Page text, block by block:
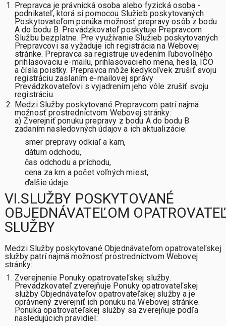
Prepravca je právnická osoba alebo fyzická osoba -
podnikateľ, ktorá si pomocou Služieb poskytovaných
Poskytovateľom ponúka možnosť prepravy osôb z bodu
A do bodu B. Prevádzkovateľ poskytuje Prepravcom
Službu bezplatne. Pre využívanie Služieb poskytovaných
Prepravcovi sa vyžaduje ich registrácia na Webovej
stránke. Prepravca sa registruje uvedením ľubovoľného
prihlasovaciu e-mailu, prihlasovacieho mena, hesla, IČO
a čísla poistky. Prepravca môže kedykoľvek zrušiť svoju
registráciu zaslaním e-mailovej správy
Prevádzkovateľovi s vyjadrením jeho vôle zrušiť svoju
registráciu.
Medzi Služby poskytované Prepravcom patrí najmä
možnosť prostredníctvom Webovej stránky:
a) Zverejniť ponuku prepravy z bodu A do bodu B
zadaním nasledovných údajov a ich aktualizácie:
smer prepravy odkiaľ a kam,
dátum odchodu,
čas odchodu a príchodu,
cena za km a počet voľných miest,
ďalšie údaje.
VI.SLUŽBY POSKYTOVANÉ
OBJEDNÁVATEĽOM
SLUŽBY
Medzi Služby poskytované Objednávateľom opatrovateľskej
služby patrí najmä možnosť prostredníctvom Webovej
stránky:
Zverejnenie Ponuky opatrovateľskej služby.
Prevádzkovateľ zverejňuje Ponuky opatrovateľskej
služby Objednávateľov opatrovateľskej služby a je
oprávnený zverejniť ich ponuku na Webovej stránke.
Ponuka opatrovateľskej služby sa zverejňuje podľa
nasledujúcich pravidiel: